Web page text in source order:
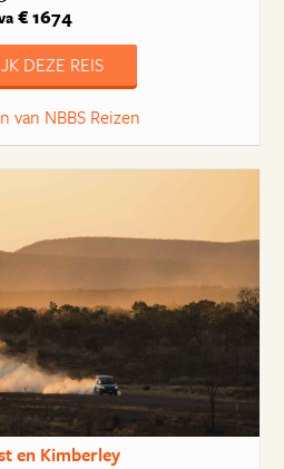
€ 1674
DEZE REIS
van NBBS Reizen
en Kimberley